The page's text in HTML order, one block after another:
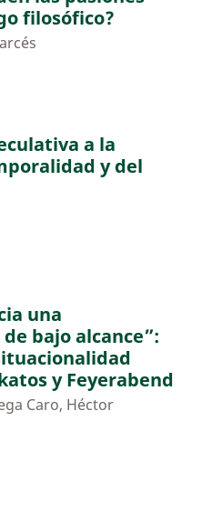
filosófico?
a la
y del
una
bajo alcance”:
y Feyerabend
Caro, Héctor